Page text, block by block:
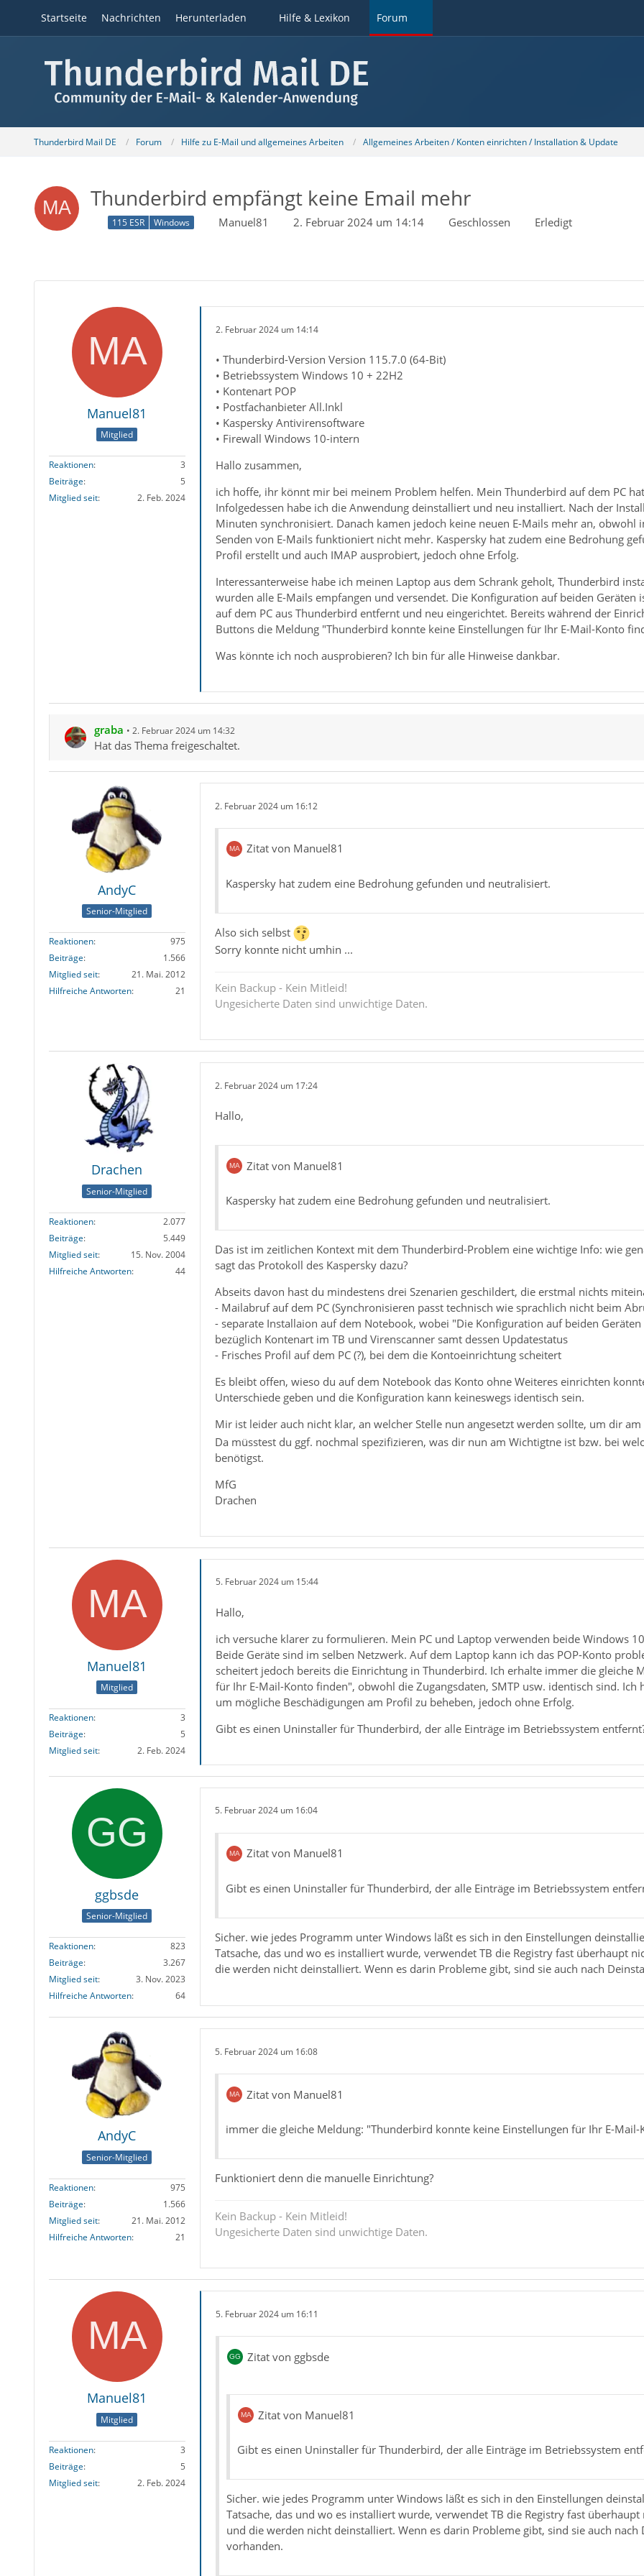
Startseite Nachrichten Herunterladen Hilfe & Lexikon Forum
Thunderbird Mail DE Forum Hilfe zu E-Mail und allgemeines Arbeiten Allgemeines Arbeiten / Konten einrichten / Installation & Update
Thunderbird empfängt keine Email mehr
115 ESR Windows Manuel81 2. Februar 2024 um 14:14 Geschlossen Erledigt
Manuel81
Mitglied
Reaktionen
3
Beiträge
5
Mitglied seit
2. Feb. 2024
2. Februar 2024 um 14:14
• Thunderbird-Version Version 115.7.0 (64-Bit)
• Betriebssystem Windows 10 + 22H2
• Kontenart POP
• Postfachanbieter All.Inkl
• Kaspersky Antivirensoftware
• Firewall Windows 10-intern
Hallo zusammen,
ich hoffe, ihr könnt mir bei meinem Problem helfen. Mein Thunderbird auf dem PC
Infolgedessen habe ich die Anwendung deinstalliert und neu installiert. Nach der
Minuten synchronisiert. Danach kamen jedoch keine neuen E-Mails mehr an,
Senden von E-Mails funktioniert nicht mehr. Kaspersky hat zudem eine Bedrohung
Profil erstellt und auch IMAP ausprobiert, jedoch ohne Erfolg.
Interessanterweise habe ich meinen Laptop aus dem Schrank geholt, Thunderbird
wurden alle E-Mails empfangen und versendet. Die Konfiguration auf beiden Geräten
auf dem PC aus Thunderbird entfernt und neu eingerichtet. Bereits während der
Buttons die Meldung "Thunderbird konnte keine Einstellungen für Ihr E-Mail-Konto
Was könnte ich noch ausprobieren? Ich bin für alle Hinweise dankbar.
graba 2. Februar 2024 um 14:32
Hat das Thema freigeschaltet.
AndyC
Senior-Mitglied
Reaktionen
975
Beiträge
1.566
Mitglied seit
21. Mai. 2012
Hilfreiche Antworten
21
2. Februar 2024 um 16:12
Zitat von Manuel81
Kaspersky hat zudem eine Bedrohung gefunden und neutralisiert.
Also sich selbst
Sorry konnte nicht umhin ...
Kein Backup - Kein Mitleid!
Ungesicherte Daten sind unwichtige Daten.
Drachen
Senior-Mitglied
Reaktionen
2.077
Beiträge
5.449
Mitglied seit
15. Nov. 2004
Hilfreiche Antworten
44
2. Februar 2024 um 17:24
Hallo,
Zitat von Manuel81
Kaspersky hat zudem eine Bedrohung gefunden und neutralisiert.
Das ist im zeitlichen Kontext mit dem Thunderbird-Problem eine wichtige Info: wie
sagt das Protokoll des Kaspersky dazu?
Abseits davon hast du mindestens drei Szenarien geschildert, die erstmal nichts
- Mailabruf auf dem PC (Synchronisieren passt technisch wie sprachlich nicht beim
- separate Installaion auf dem Notebook, wobei "Die Konfiguration auf beiden
bezüglich Kontenart im TB und Virenscanner samt dessen Updatestatus
- Frisches Profil auf dem PC (?), bei dem die Kontoeinrichtung scheitert
Es bleibt offen, wieso du auf dem Notebook das Konto ohne Weiteres einrichten
Unterschiede geben und die Konfiguration kann keineswegs identisch sein.
Mir ist leider auch nicht klar, an welcher Stelle nun angesetzt werden sollte, um dir
Da müsstest du ggf. nochmal spezifizieren, was dir nun am Wichtigtne ist bzw. bei
benötigst.
MfG
Drachen
Manuel81
Mitglied
Reaktionen
3
Beiträge
5
Mitglied seit
2. Feb. 2024
5. Februar 2024 um 15:44
Hallo,
ich versuche klarer zu formulieren. Mein PC und Laptop verwenden beide Windows
Beide Geräte sind im selben Netzwerk. Auf dem Laptop kann ich das POP-Konto
scheitert jedoch bereits die Einrichtung in Thunderbird. Ich erhalte immer die gleiche
für Ihr E-Mail-Konto finden", obwohl die Zugangsdaten, SMTP usw. identisch sind.
um mögliche Beschädigungen am Profil zu beheben, jedoch ohne Erfolg.
Gibt es einen Uninstaller für Thunderbird, der alle Einträge im Betriebssystem
ggbsde
Senior-Mitglied
Reaktionen
823
Beiträge
3.267
Mitglied seit
3. Nov. 2023
Hilfreiche Antworten
64
5. Februar 2024 um 16:04
Zitat von Manuel81
Gibt es einen Uninstaller für Thunderbird, der alle Einträge im Betriebssystem
Sicher. wie jedes Programm unter Windows läßt es sich in den Einstellungen
Tatsache, das und wo es installiert wurde, verwendet TB die Registry fast überhaupt
die werden nicht deinstalliert. Wenn es darin Probleme gibt, sind sie auch nach
AndyC
Senior-Mitglied
Reaktionen
975
Beiträge
1.566
Mitglied seit
21. Mai. 2012
Hilfreiche Antworten
21
5. Februar 2024 um 16:08
Zitat von Manuel81
immer die gleiche Meldung: "Thunderbird konnte keine Einstellungen für Ihr E-
Funktioniert denn die manuelle Einrichtung?
Kein Backup - Kein Mitleid!
Ungesicherte Daten sind unwichtige Daten.
Manuel81
Mitglied
Reaktionen
3
Beiträge
5
Mitglied seit
2. Feb. 2024
5. Februar 2024 um 16:11
Zitat von ggbsde
Zitat von Manuel81
Gibt es einen Uninstaller für Thunderbird, der alle Einträge im Betriebssystem
Sicher. wie jedes Programm unter Windows läßt es sich in den Einstellungen
Tatsache, das und wo es installiert wurde, verwendet TB die Registry fast
und die werden nicht deinstalliert. Wenn es darin Probleme gibt, sind sie auch
vorhanden.